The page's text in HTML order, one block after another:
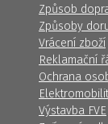
Způsob
Způsoby
Vrácení zboží
Reklamační
Ochrana
Výstavba FVE